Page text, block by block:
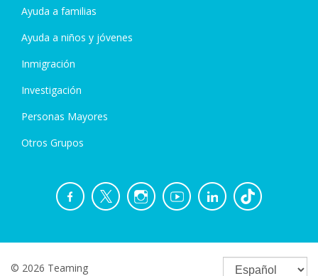
Ayuda a familias
Ayuda a niños y jóvenes
Inmigración
Investigación
Personas Mayores
Otros Grupos
© 2026 Teaming